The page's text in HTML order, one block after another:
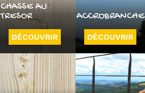
CHASSE AU
TRESOR
DÉCOUVRIR
ACCROBRANCHE
DÉCOUVRIR